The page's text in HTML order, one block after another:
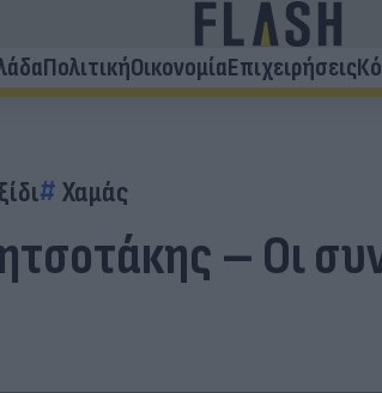
ΠολιτικήΟικονομίαΕπιχειρήσεις
Χαμάς
– Οι